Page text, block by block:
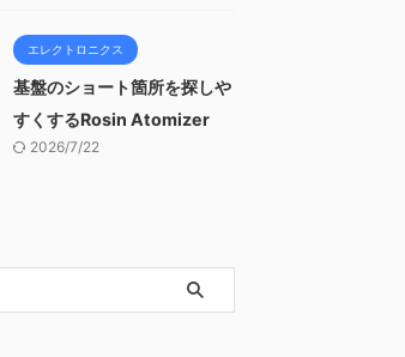
エレクトロニクス
基盤のショート箇所を探しや
すくするRosin Atomizer
2026/7/22